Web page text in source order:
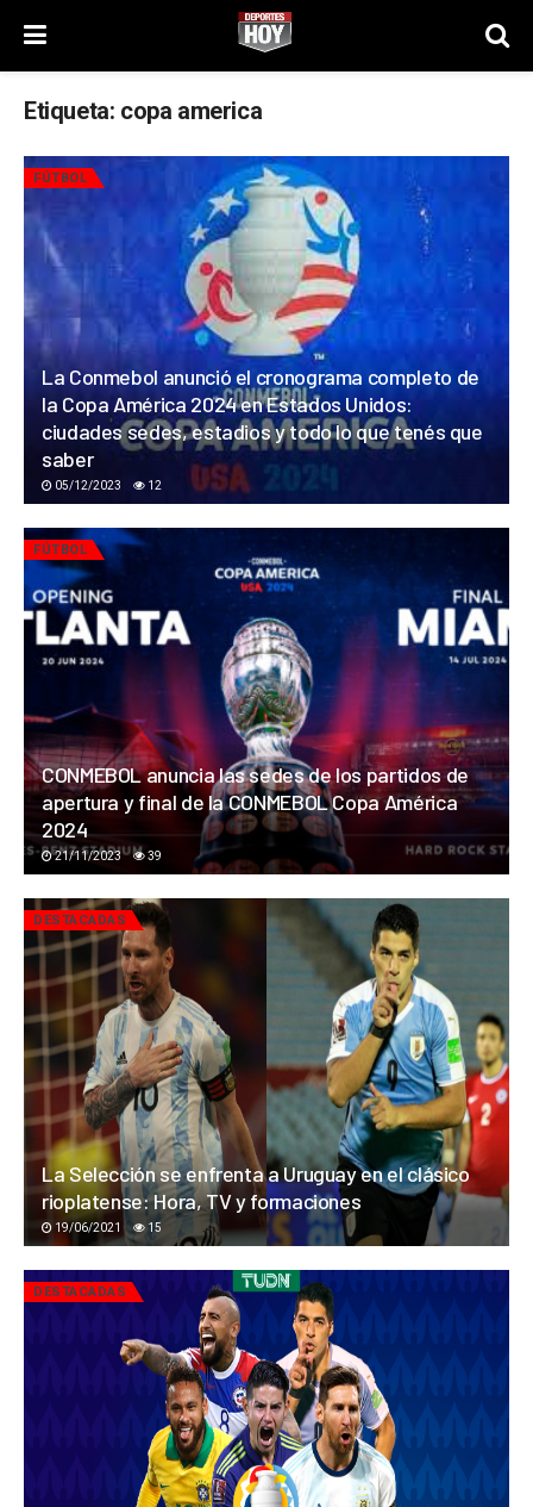
Etiqueta: copa america
FÚTBOL
La Conmebol anunció el cronograma completo de
la Copa América 2024 en Estados Unidos:
ciudades sedes, estadios y todo lo que tenés que
saber
05/12/2023 12
FÚTBOL
CONMEBOL anuncia las sedes de los partidos de
apertura y final de la CONMEBOL Copa América
2024
21/11/2023 39
DESTACADAS
La Selección se enfrenta a Uruguay en el clásico
rioplatense: Hora, TV y formaciones
19/06/2021 15
DESTACADAS